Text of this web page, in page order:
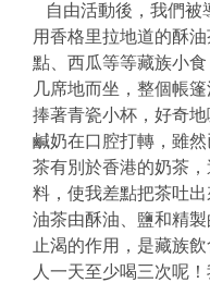
自由活動後，我們被
用香格里拉地道的酥油
點 、西瓜等等藏族小
几席地而坐，整個帳
捧著青瓷小杯，好奇
鹹奶在口腔打轉，雖
茶有別於香港的奶茶
料，使我差點把茶吐
油茶由酥油、鹽和精
止渴的作用，是藏族
人一天至少喝三次呢